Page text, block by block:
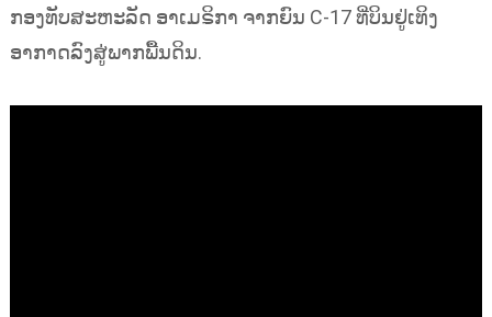
ກອງທັບສະຫະລັດ ອາເມຣິກາ ຈາກຍົນ C-17 ທີ່ບິນຢູ່ເທິງ
ອາກາດລົງສູ່ພາກພື້ນດິນ.